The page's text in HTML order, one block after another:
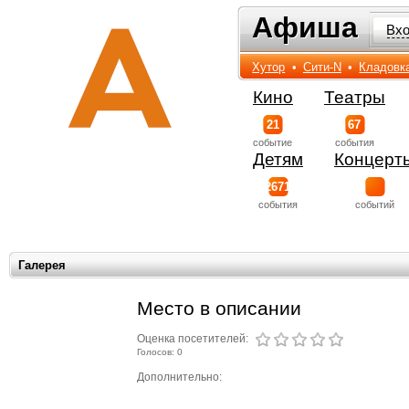
Афиша
Афиша
Хутор • Сити-N •
Кино
21
событиe
Театры
67
события
Детям
2671
события событий
Галерея
Место в описании
Оценка посетителей:
Голосов: 0
Дополнительно: